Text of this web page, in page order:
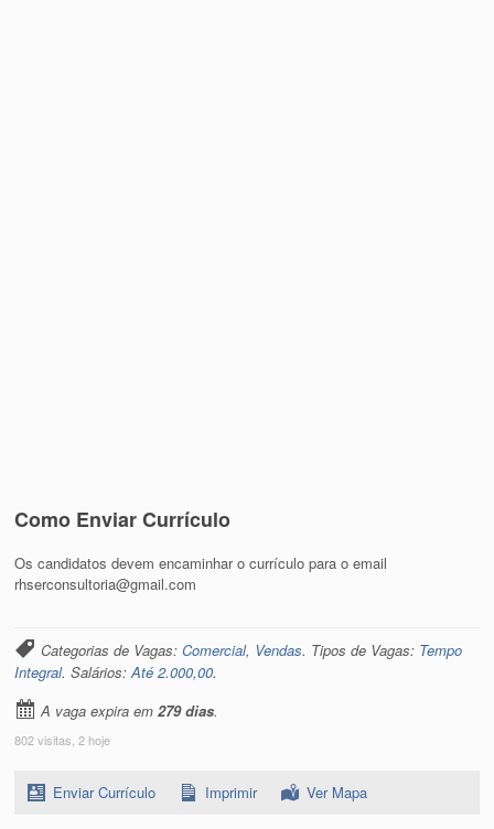
Como Enviar Currículo
Os candidatos devem encaminhar o currículo para o email
rhserconsultoria@gmail.com
Categorias de Vagas:Comercial, Vendas. Tipos de Vagas: Tempo
Integral. Salários:Até 2.000,00.
A vaga expira em279 dias.
802 visitas, 2 hoje
Enviar Currículo Imprimir Ver Mapa